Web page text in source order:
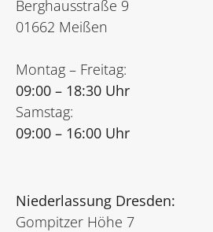
Berghausstraße 9
01662 Meißen
Montag – Freitag:
09:00 – 18:30 Uhr
Samstag:
09:00 – 16:00 Uhr
Niederlassung Dresden:
Gompitzer Höhe 7